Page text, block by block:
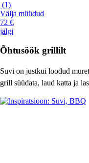
(1)
Välja müüdud
72 €
jälgi
Õhtusöök grillilt
Suvi on justkui loodud
grill süüdata, laud katta ja